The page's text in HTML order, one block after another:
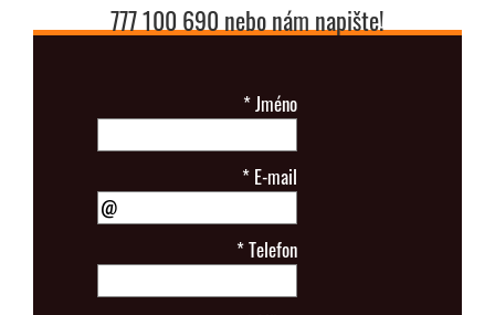
777 100 690 nebo nám napište!
*Jméno
* E-mail
*Telefon